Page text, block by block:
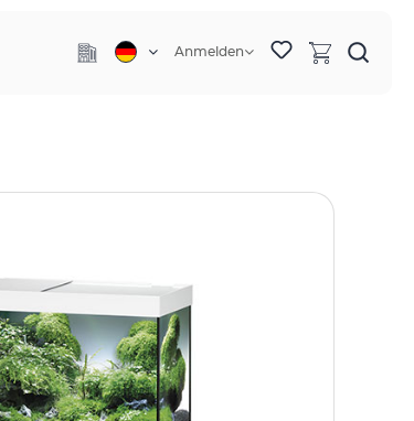
Anmelden